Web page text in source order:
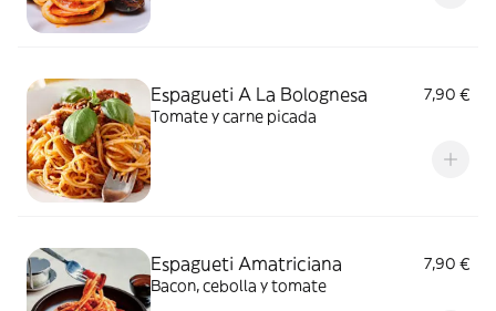
Espagueti A La Bolognesa
7,90 €
Tomate y carne picada
Espagueti Amatriciana
7,90 €
Bacon, cebolla y tomate